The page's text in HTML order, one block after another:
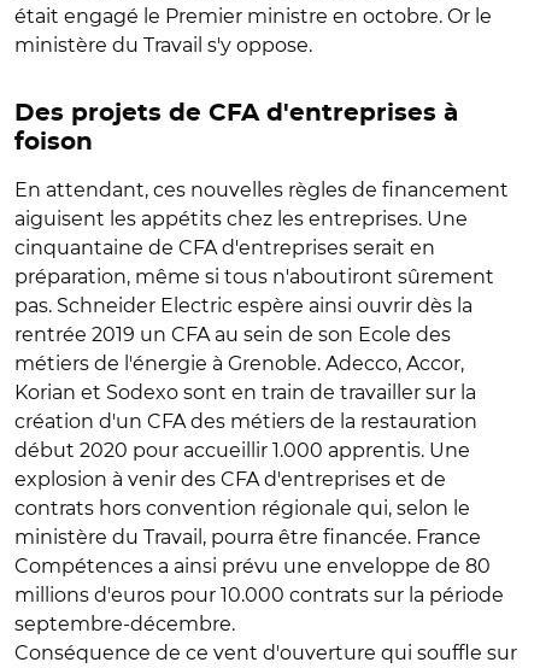
était engagé le Premier ministre en octobre. Or le
ministère du Travail s'y oppose.
Des projets de CFA d'entreprises à
foison
En attendant, ces nouvelles règles de financement
aiguisent les appétits chez les entreprises. Une
cinquantaine de CFA d'entreprises serait en
préparation, même si tous n'aboutiront sûrement
pas. Schneider Electric espère ainsi ouvrir dès la
rentrée 2019 un CFA au sein de son Ecole des
métiers de l'énergie à Grenoble. Adecco, Accor,
Korian et Sodexo sont en train de travailler sur la
création d'un CFA des métiers de la restauration
début 2020 pour accueillir 1.000 apprentis. Une
explosion à venir des CFA d'entreprises et de
contrats hors convention régionale qui, selon le
ministère du Travail, pourra être financée. France
Compétences a ainsi prévu une enveloppe de 80
millions d'euros pour 10.000 contrats sur la période
septembre-décembre.
Conséquence de ce vent d'ouverture qui souffle sur